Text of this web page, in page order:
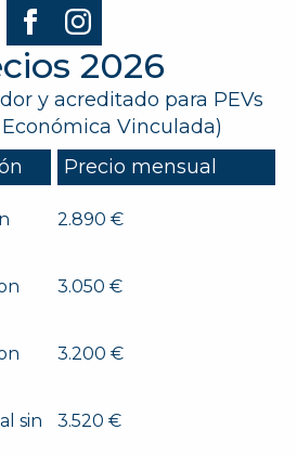
2026
y acreditado para PEVs
Vinculada)
Precio mensual
2.890 €
3.050 €
3.200 €
sin
3.520 €